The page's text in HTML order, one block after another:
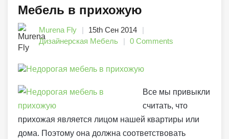
Мебель в прихожую
Murena Fly
15th Сен 2014
Дизайнерская Мебель
0 Comments
Все мы привыкли
считать, что
прихожая является лицом нашей квартиры или
дома. Поэтому она должна соответствовать